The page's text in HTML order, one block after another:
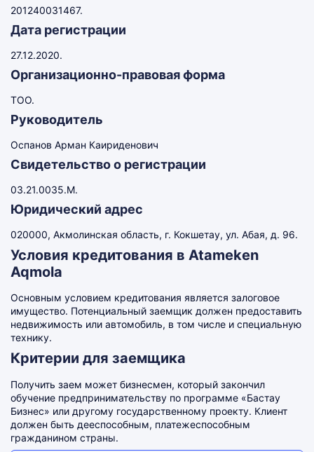
201240031467.
Дата регистрации
27.12.2020.
Организационно-правовая форма
ТОО.
Руководитель
Оспанов Арман Каириденович
Свидетельство о регистрации
03.21.0035.М.
Юридический адрес
020000, Акмолинская область, г. Кокшетау, ул. Абая, д. 96.
Условия кредитования в Atameken
Aqmola
Основным условием кредитования является залоговое
имущество. Потенциальный заемщик должен предоставить
недвижимость или автомобиль, в том числе и специальную
технику.
Критерии для заемщика
Получить заем может бизнесмен, который закончил
обучение предпринимательству по программе «Бастау
Бизнес» или другому государственному проекту. Клиент
должен быть дееспособным, платежеспособным
гражданином страны.